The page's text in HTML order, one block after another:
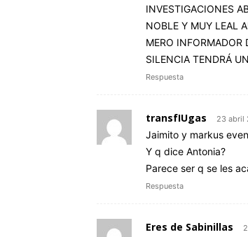
INVESTIGACIONES
NOBLE Y MUY LEAL
MERO INFORMADOR
SILENCIA TENDRÁ
Respuesta
transfIUgas 23 abril
Jaimito y markus
Y q dice Antonia?
Parece ser q se les
Respuesta
Eres de Sabinillas